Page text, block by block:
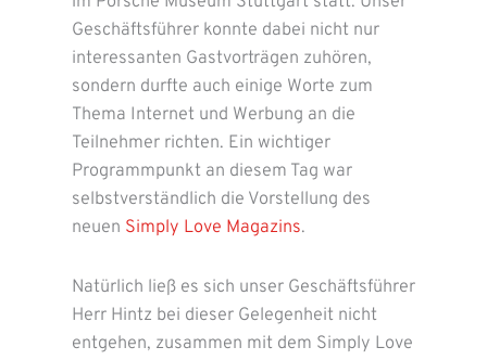
Geschäftsführer konnte dabei nicht nur
interessanten Gastvorträgen zuhören,
sondern durfte auch einige Worte zum
Thema Internet und Werbung an die
Teilnehmer richten. Ein wichtiger
Programmpunkt an diesem Tag war
selbstverständlich die Vorstellung des
neuen Simply Love Magazins.
Natürlich ließ es sich unser Geschäftsführer
Herr Hintz bei dieser Gelegenheit nicht
entgehen, zusammen mit dem Simply Love